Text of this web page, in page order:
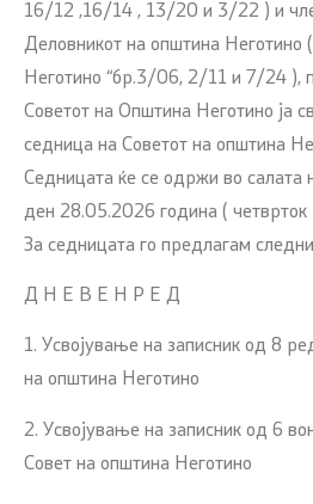
16/12 ,16/14 , 13/20 и 3/22 ) и
Деловникот на општина Неготино
Неготино “бр.3/06, 2/11 и 7/24 ),
Советот на Општина Неготино ја
седница на Советот на општина
Седницата ќе се одржи во салата
ден 28.05.2026 година ( четврток
За седницата го предлагам
Д Н Е В Е Н Р Е Д
1. Усвојување на записник од 8
на општина Неготино
2. Усвојување на записник од 6
Совет на општина Неготино